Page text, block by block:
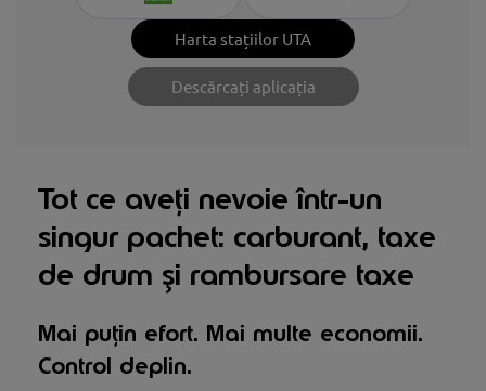
Harta stațiilor UTA
Descărcați aplicația
Tot ce aveți nevoie într-un
singur pachet: carburant, taxe
de drum și rambursare taxe
Mai puțin efort. Mai multe economii.
Control deplin.